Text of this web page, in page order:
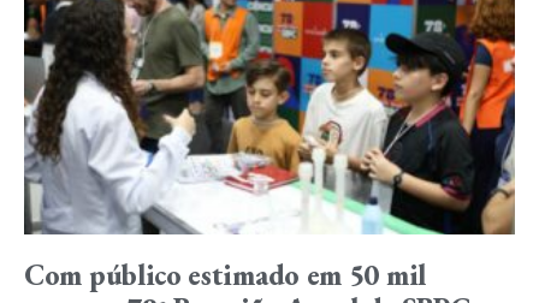
Com público estimado em 50 mil